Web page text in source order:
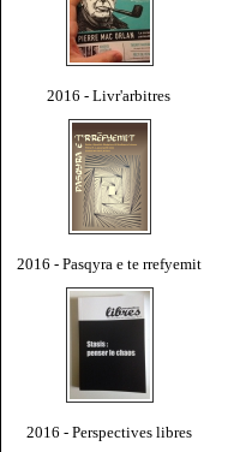
2016 - Livr'arbitres
2016 - Pasqyra e te rrefyemit
2016 - Perspectives libres